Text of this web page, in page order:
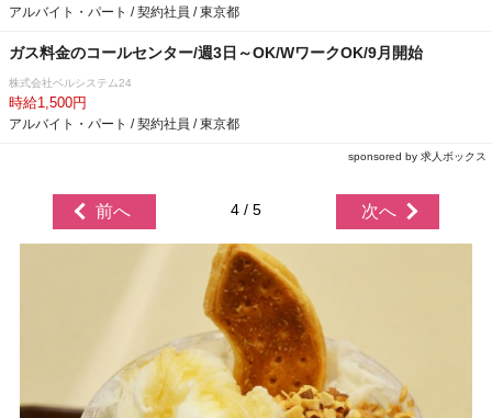
アルバイト・パート / 契約社員 / 東京都
ガス料金のコールセンター/週3日～OK/WワークOK/9月開始
株式会社ベルシステム24
時給1,500円
アルバイト・パート / 契約社員 / 東京都
sponsored by 求人ボックス
前へ 4 / 5 次へ